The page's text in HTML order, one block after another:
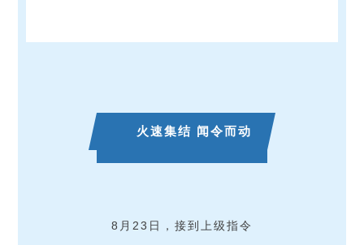
火速集结 闻令而动
8月23日，接到上级指令